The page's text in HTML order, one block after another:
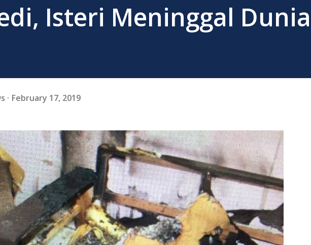
Isteri Meninggal Dunia
February 17, 2019